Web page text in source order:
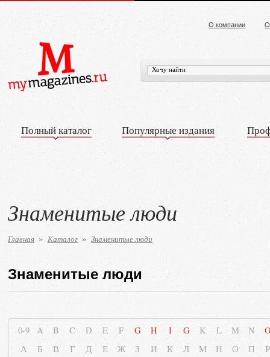
О компании
Полный каталог Популярные издания
Знаменитые люди
Главная » Каталог » Знаменитые люди
Знаменитые люди
0-9 A B C D E F G H I G K L M N
А
Б В Г Д Е Ж З И К Л М Н О П Р